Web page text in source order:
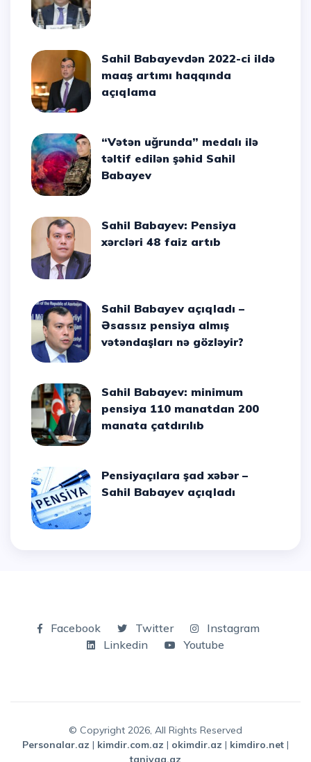
Sahil Babayevdən 2022-ci ildə
maaş artımı haqqında
açıqlama
“Vətən uğrunda” medalı ilə
təltif edilən şəhid Sahil
Babayev
Sahil Babayev: Pensiya
xərcləri 48 faiz artıb
Sahil Babayev açıqladı –
Əsassız pensiya almış
vətəndaşları nə gözləyir?
Sahil Babayev: minimum
pensiya 110 manatdan 200
manata çatdırılıb
Pensiyaçılara şad xəbər –
Sahil Babayev açıqladı
Facebook Twitter
Instagram
Linkedin
Youtube
© Copyright 2026, All Rights Reserved
personalar.az | kimdir.com.az | okimdir.az | kimdiro.net |
taniyaq.az